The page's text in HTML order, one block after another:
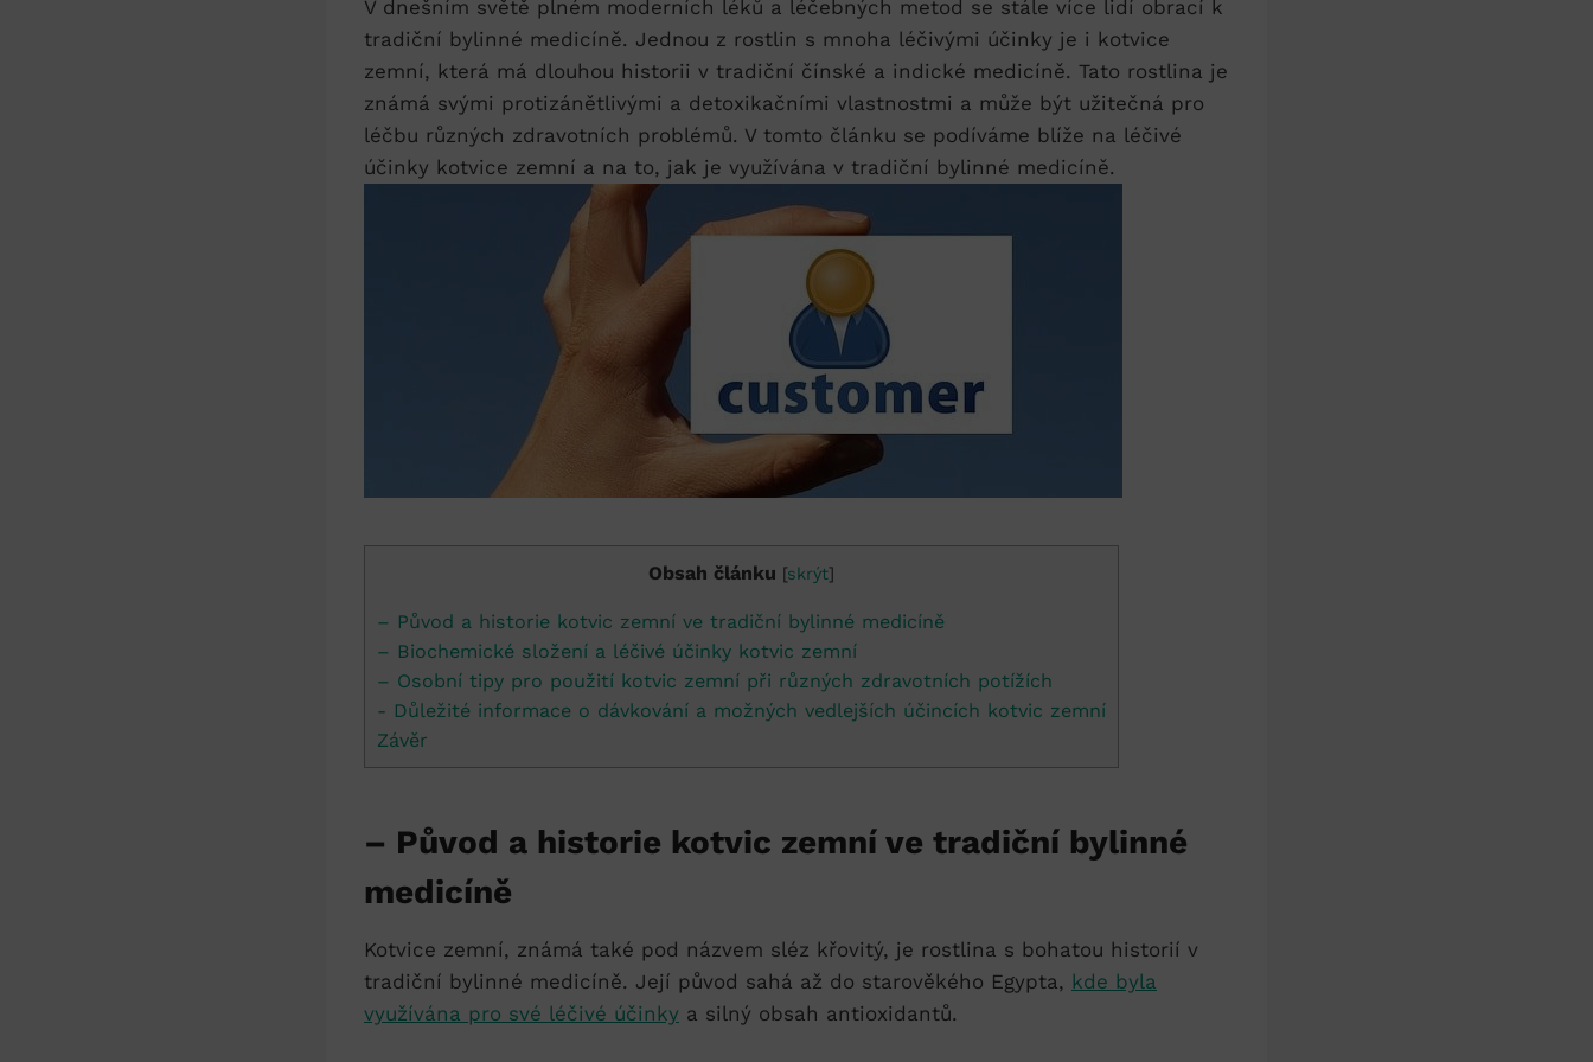
V ‍dnešním ⁤světě plném moderních léků a léčebných metod se stále více lidí⁤ obrací k
‌tradiční bylinné medicíně. Jednou z rostlin s​ mnoha léčivými ‍účinky je i ‌kotvice⁢
zemní, která má dlouhou ⁤historii v tradiční čínské a ⁣indické medicíně. ‌Tato ‍rostlina je
⁣známá ⁢svými ‍protizánětlivými a detoxikačními vlastnostmi ‌a může být užitečná⁤ pro
léčbu různých ​zdravotních problémů. V ⁤tomto článku se podíváme ‌blíže na léčivé
účinky kotvice zemní⁤ a na to, jak je využívána ⁣v tradiční​ bylinné medicíně.
Obsah článku [skrýt]
– Původ a historie kotvic ⁢zemní ​ve ⁤tradiční bylinné ⁢medicíně
– ​Biochemické ⁤složení a léčivé účinky kotvic ⁤zemní
– ⁢Osobní tipy pro ​použití kotvic zemní při různých zdravotních potížích
-⁣ Důležité informace o​ dávkování a⁤ možných vedlejších účincích kotvic⁣ zemní
Závěr
– Původ a historie kotvic ⁢zemní ​ve ⁤tradiční bylinné
⁢medicíně
Kotvice zemní,⁢ známá⁣ také pod názvem sléz křovitý, je rostlina s bohatou historií v
tradiční bylinné medicíně. Její původ ⁤sahá⁣ až do ⁢starověkého Egypta, ‍ kde byla
využívána pro své léčivé účinky a silný obsah antioxidantů.